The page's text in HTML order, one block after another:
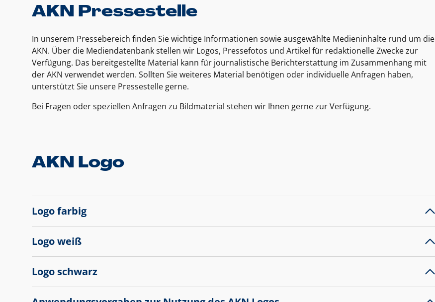
AKN Pressestelle
In unserem Pressebereich finden Sie wichtige Informationen sowie ausgewählte Medieninhalte rund um die
AKN. Über die Mediendatenbank stellen wir Logos, Pressefotos und Artikel für redaktionelle Zwecke zur
Verfügung. Das bereitgestellte Material kann für journalistische Berichterstattung im Zusammenhang mit
der AKN verwendet werden. Sollten Sie weiteres Material benötigen oder individuelle Anfragen haben,
unterstützt Sie unsere Pressestelle gerne.
Bei Fragen oder speziellen Anfragen zu Bildmaterial stehen wir Ihnen gerne zur Verfügung.
AKN Logo
Logo farbig
Logo weiß
Logo schwarz